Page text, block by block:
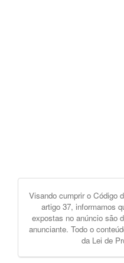
Visando cumprir o Código
artigo 37, informamos
expostas no anúncio são
anunciante. Todo o
da Lei de